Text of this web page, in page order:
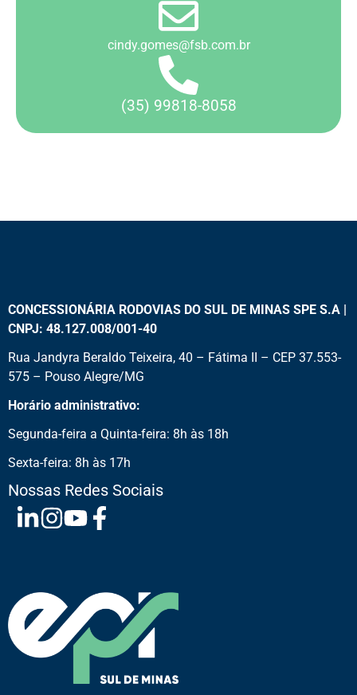
cindy.gomes@fsb.com.br
(35) 99818-8058
CONCESSIONÁRIA RODOVIAS DO SUL DE MINAS SPE S.A |
CNPJ: 48.127.008/001-40
Rua Jandyra Beraldo Teixeira, 40 – Fátima II – CEP 37.553-
575 – Pouso Alegre/MG
Horário administrativo:
Segunda-feira a Quinta-feira: 8h às 18h
Sexta-feira: 8h às 17h
Nossas Redes Sociais